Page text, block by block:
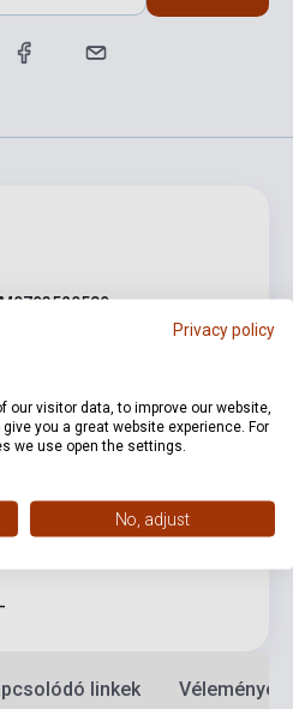
-
linkek Vélemények
Privacy policy
visitor data, to improve our website,
you a great website experience. For
we use open the settings.
No, adjust